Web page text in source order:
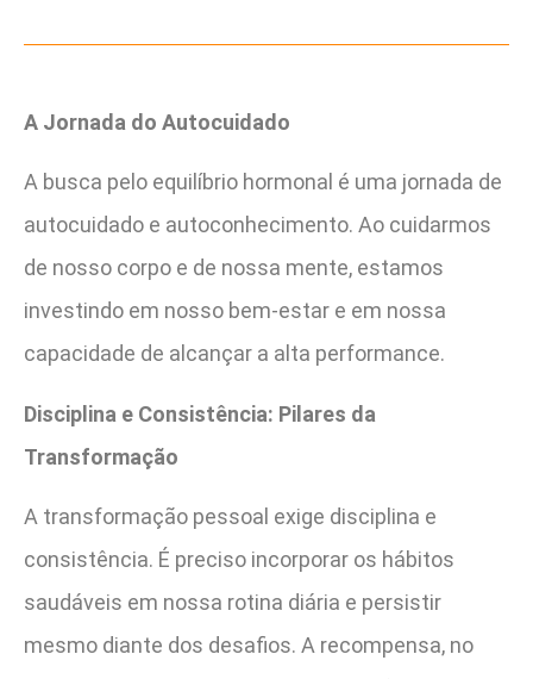
A Jornada do Autocuidado
A busca pelo equilíbrio hormonal é uma jornada de
autocuidado e autoconhecimento. Ao cuidarmos
de nosso corpo e de nossa mente, estamos
investindo em nosso bem-estar e em nossa
capacidade de alcançar a alta performance.
Disciplina e Consistência: Pilares da
Transformação
A transformação pessoal exige disciplina e
consistência. É preciso incorporar os hábitos
saudáveis em nossa rotina diária e persistir
mesmo diante dos desafios. A recompensa, no